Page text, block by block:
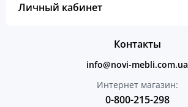
Личный кабинет
Контакты
info@novi-mebli.com.ua
Интернет магазин:
0-800-215-298